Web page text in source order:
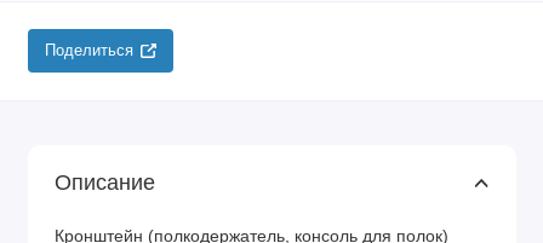
Поделиться
Описание
Кронштейн (полкодержатель, консоль для полок)